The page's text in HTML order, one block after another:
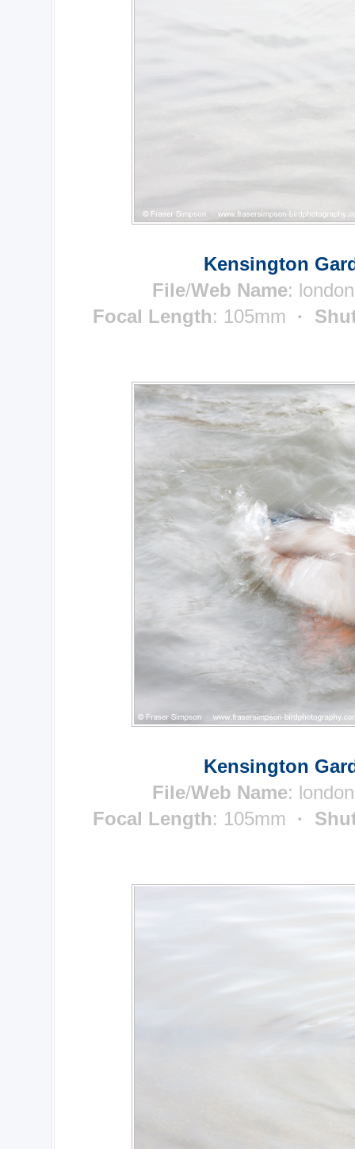
Kensington
File/Web Name:
Focal Length: 105mm ·
Kensington
File/Web Name:
Focal Length: 105mm ·